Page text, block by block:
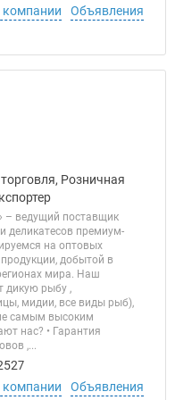
Объявления
Розничная
– ведущий поставщик
деликатесов премиум-
на оптовых
добытой в
мира. Наш
дикую рыбу ,
мидии, все виды рыб),
самым высоким
нас? • Гарантия
,...
Объявления